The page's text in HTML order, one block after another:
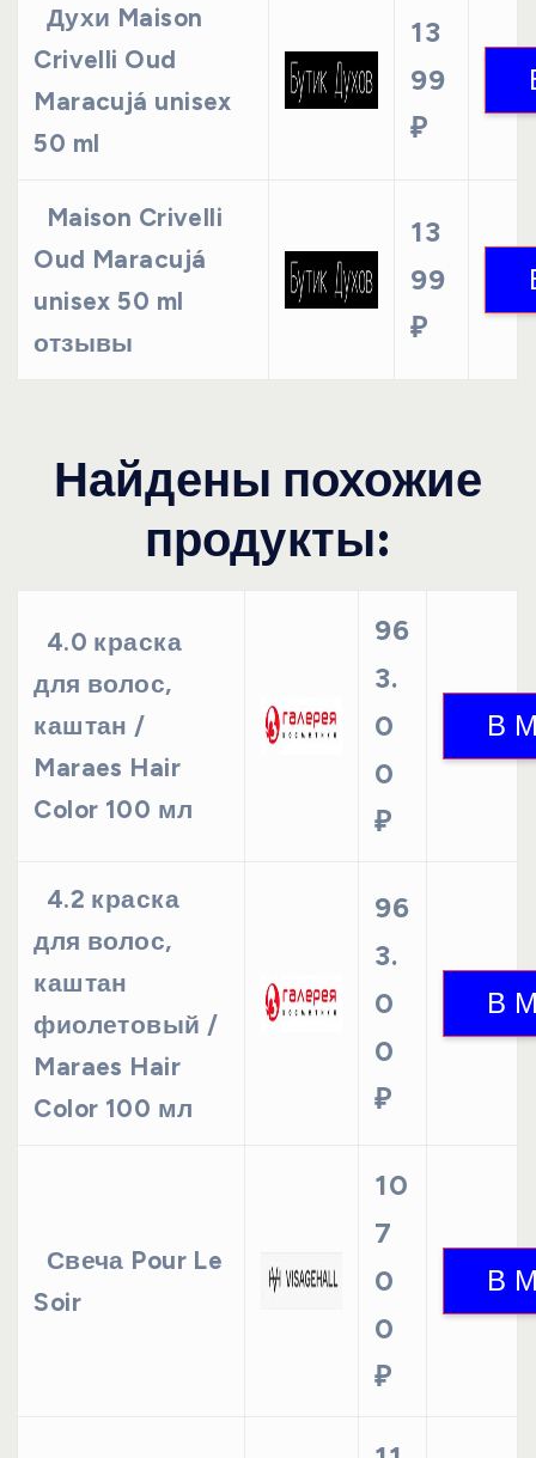
Духи Maison
Crivelli Oud
Maracujá unisex
50 ml
13
99
₽
Maison Crivelli
Oud Maracujá
unisex 50 ml
отзывы
13
99
₽
Найдены похожие
продукты:
4.0 краска
для волос,
каштан /
Maraes Hair
Color 100 мл
96
3.
0
0
₽
4.2 краска
для волос,
каштан
фиолетовый /
Maraes Hair
Color 100 мл
96
3.
0
0
₽
Свеча Pour Le
Soir
10
7
0
0
₽